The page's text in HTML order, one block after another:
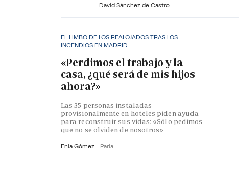
David Sánchez de Castro
EL LIMBO DE LOS REALOJADOS TRAS LOS
INCENDIOS EN MADRID
«Perdimos el trabajo y la
casa, ¿qué será de mis hijos
ahora?»
Las 35 personas instaladas
provisionalmente en hoteles piden ayuda
para reconstruir sus vidas: «Sólo pedimos
que no se olviden de nosotros»
Enia Gómez Parla